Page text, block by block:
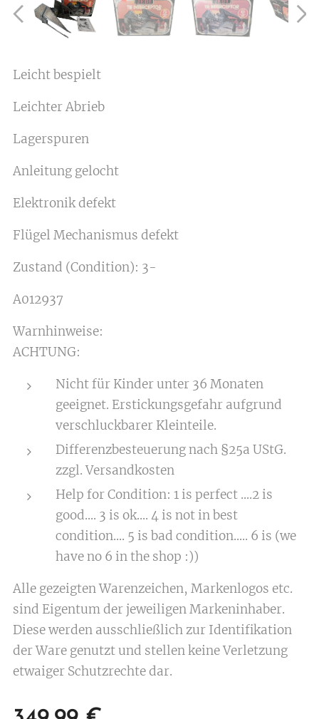
Leicht bespielt
Leichter Abrieb
Lagerspuren
Anleitung gelocht
Elektronik defekt
Flügel Mechanismus defekt
Zustand (Condition): 3-
A012937
Warnhinweise:
ACHTUNG:
Nicht für Kinder unter 36 Monaten
geeignet. Erstickungsgefahr aufgrund
verschluckbarer Kleinteile.
Differenzbesteuerung nach §25a UStG.
zzgl. Versandkosten
Help for Condition: 1 is perfect ....2 is
good.... 3 is ok.... 4 is not in best
condition.... 5 is bad condition..... 6 is (we
have no 6 in the shop :))
Alle gezeigten Warenzeichen, Markenlogos etc.
sind Eigentum der jeweiligen Markeninhaber.
Diese werden ausschließlich zur Identifikation
der Ware genutzt und stellen keine Verletzung
etwaiger Schutzrechte dar.